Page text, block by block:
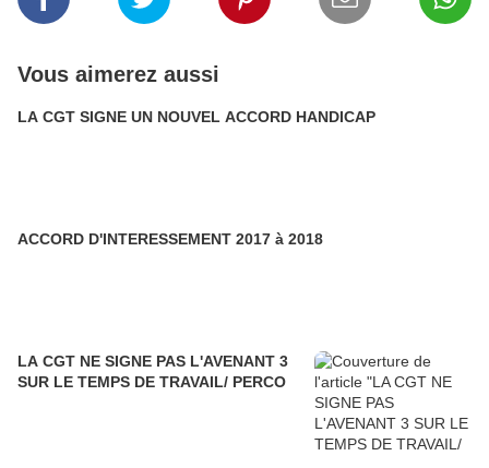
Vous aimerez aussi
LA CGT SIGNE UN NOUVEL ACCORD HANDICAP
ACCORD D'INTERESSEMENT 2017 à 2018
LA CGT NE SIGNE PAS L'AVENANT 3
SUR LE TEMPS DE TRAVAIL/ PERCO